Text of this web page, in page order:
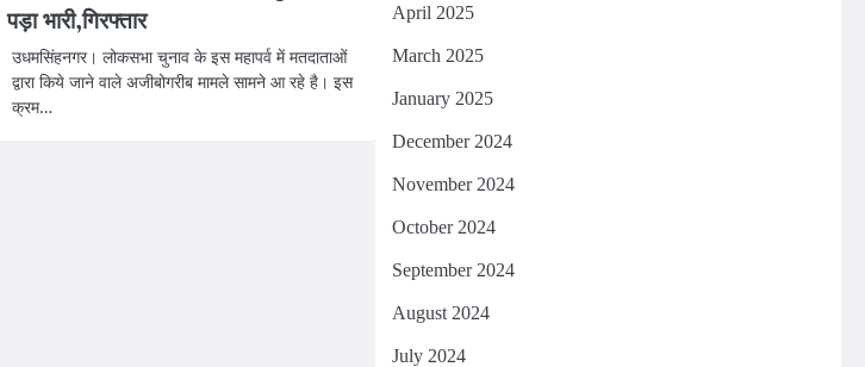
पड़ा भारी,गिरफ्तार
उधमसिंहनगर। लोकसभा चुनाव के इस महापर्व में मतदाताओं
द्वारा किये जाने वाले अजीबोगरीब मामले सामने आ रहे है। इस
क्रम…
April 2025
March 2025
January 2025
December 2024
November 2024
October 2024
September 2024
August 2024
July 2024